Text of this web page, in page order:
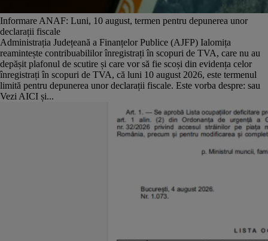
Informare ANAF: Luni, 10 august, termen pentru depunerea unor
declarații fiscale
Administrația Județeană a Finanțelor Publice (AJFP) Ialomița
reamintește contribuabililor înregistrați în scopuri de TVA, care nu au
depășit plafonul de scutire și care vor să fie scoși din evidența celor
înregistrați în scopuri de TVA, că luni 10 august 2026, este termenul
limită pentru depunerea unor declarații fiscale. Este vorba despre: sau
Vezi AICI și...